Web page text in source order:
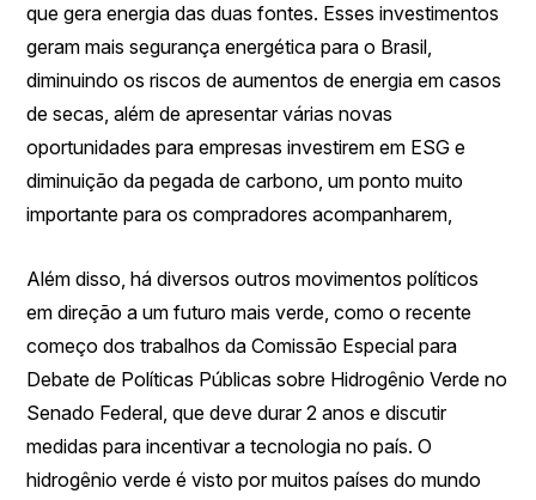
que gera energia das duas fontes. Esses investimentos
geram mais segurança energética para o Brasil,
diminuindo os riscos de aumentos de energia em casos
de secas, além de apresentar várias novas
oportunidades para empresas investirem em ESG e
diminuição da pegada de carbono, um ponto muito
importante para os compradores acompanharem,
Além disso, há diversos outros movimentos políticos
em direção a um futuro mais verde, como o recente
começo dos trabalhos da Comissão Especial para
Debate de Políticas Públicas sobre Hidrogênio Verde no
Senado Federal, que deve durar 2 anos e discutir
medidas para incentivar a tecnologia no país. O
hidrogênio verde é visto por muitos países do mundo